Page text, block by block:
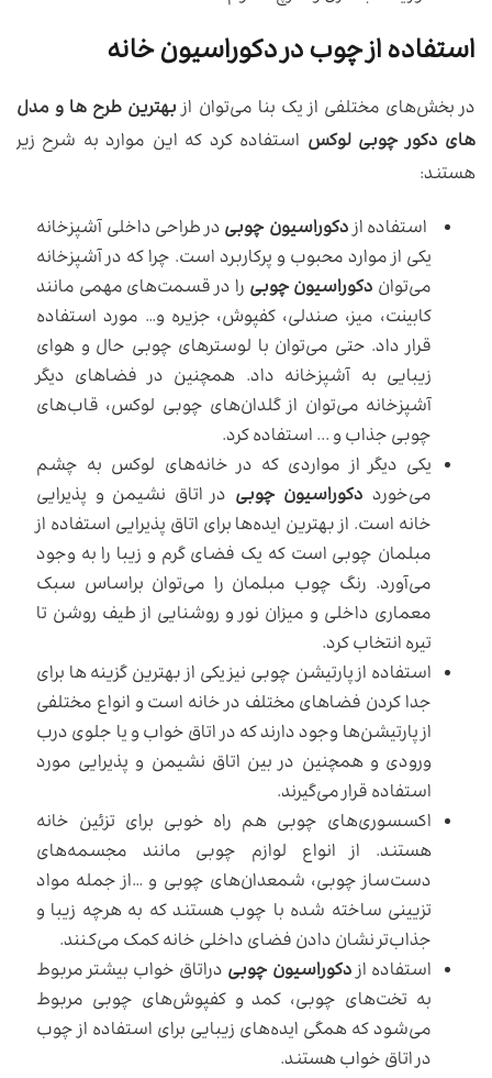
استفاده از چوب در دکوراسیون خانه
در بخش‌های مختلفی از یک بنا می‌توان ازبهترین طرح ها و مدل
های دکور چوبی لوکس استفاده کرد که این موارد به شرح زیر
هستند:
استفاده ازدکوراسیون چوبیدر طراحی داخلی آشپزخانه
یکی از موارد محبوب و پرکاربرد است. چرا که در آشپزخانه
می‌توان دکوراسیون چوبی را در قسمت‌های مهمی مانند
کابینت، میز، صندلی، کفپوش، جزیره و… مورد استفاده
قرار داد. حتی می‌توان با لوسترهای چوبی حال و هوای
زیبایی به آشپزخانه داد. همچنین در فضاهای دیگر
آشپزخانه می‌توان از گلدان‌های چوبی لوکس، قاب‌های
چوبی جذاب و ..‌. استفاده کرد.
یکی دیگر از مواردی که در خانه‌های لوکس به چشم
می‌خورد دکوراسیون چوبی در اتاق نشیمن و پذیرایی
خانه است. از بهترین ایده‌ها برای اتاق پذیرایی استفاده از
مبلمان چوبی است که یک فضای گرم و زیبا را به وجود
می‌آورد. رنگ چوب مبلمان را می‌توان براساس سبک
معماری داخلی و میزان نور و روشنایی از طیف روشن تا
تیره انتخاب کرد.
استفاده از پارتیشن چوبی نیز یکی از بهترین گزینه ها برای
جدا کردن فضاهای مختلف در خانه است و انواع مختلفی
از پارتیشن‌ها وجود دارند که در اتاق خواب و یا جلوی درب
ورودی و همچنین در بین اتاق نشیمن و پذیرایی مورد
استفاده قرار می‌گیرند.
اکسسوری‌های چوبی هم راه خوبی برای تزئین خانه
هستند. از انواع لوازم چوبی مانند مجسمه‌های
دست‌ساز چوبی، شمعدان‌های چوبی و …از جمله مواد
تزیینی ساخته شده با چوب هستند که به هرچه زیبا و
جذاب‌تر نشان دادن فضای داخلی خانه کمک می‌کنند.
استفاده ازدکوراسیون چوبی دراتاق خواب بیشتر مربوط
به تخت‌های چوبی، کمد و کفپوش‌های چوبی مربوط
می‌شود که همگی ایده‌های زیبایی برای استفاده از چوب
در اتاق خواب هستند.